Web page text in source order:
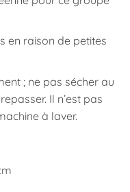
en raison de petites
; ne pas sécher au
Il n’est pas
à laver.